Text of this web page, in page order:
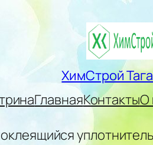
ХимСтрой
ГлавнаяКонтактыО